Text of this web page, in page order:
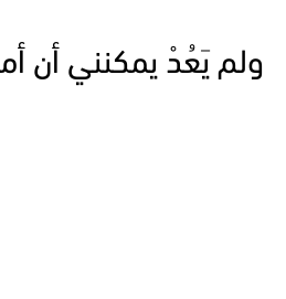
ولم يَعُدْ يمكنني أن